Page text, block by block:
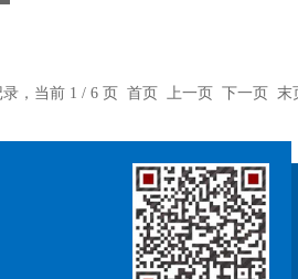
录，当前 1 / 6 页 首页 上一页 下一页 末